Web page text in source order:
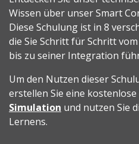
Wissen über unser Smart
Diese Schulung ist in 8
die Sie Schritt für Schritt
bis zu seiner Integration
Um den Nutzen dieser
erstellen Sie eine
Simulation und nutzen Sie
Lernens.